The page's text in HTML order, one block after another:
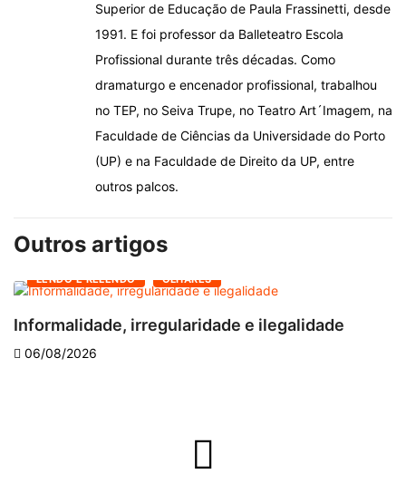
Superior de Educação de Paula Frassinetti, desde
1991. E foi professor da Balleteatro Escola
Profissional durante três décadas. Como
dramaturgo e encenador profissional, trabalhou
no TEP, no Seiva Trupe, no Teatro Art´Imagem, na
Faculdade de Ciências da Universidade do Porto
(UP) e na Faculdade de Direito da UP, entre
outros palcos.
Outros artigos
LENDO E RELENDO OLHARES
Informalidade, irregularidade e ilegalidade
06/08/2026